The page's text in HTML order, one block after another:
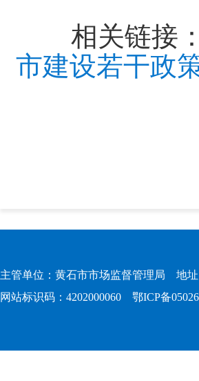
相关链接：
市建设若干政
主管单位：黄石市市场监督管理局 地
网站标识码：4202000060 鄂ICP备